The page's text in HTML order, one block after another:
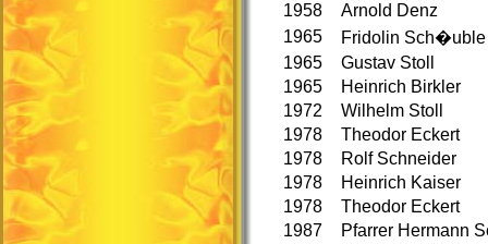
1958
Arnold Denz
1965
Fridolin Sch�uble
1965
Gustav Stoll
1965
Heinrich Birkler
1972
Wilhelm Stoll
1978
Theodor Eckert
1978
Rolf Schneider
1978
Heinrich Kaiser
1978
Theodor Eckert
1987
Pfarrer Hermann